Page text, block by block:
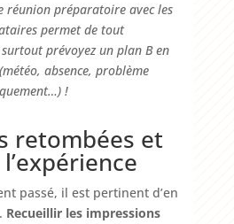
réunion préparatoire avec les
permet de tout
prévoyez un plan B en
absence, problème
!
retombées et
passé, il est pertinent d’en
Recueillir les impressions